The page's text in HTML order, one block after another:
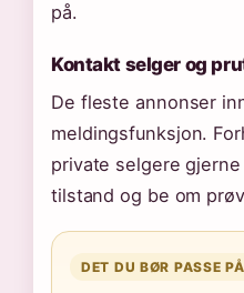
på.
Kontakt selger og
De fleste annonser
meldingsfunksjon.
private selgere
tilstand og be om
DET DU BØR PASSE PÅ